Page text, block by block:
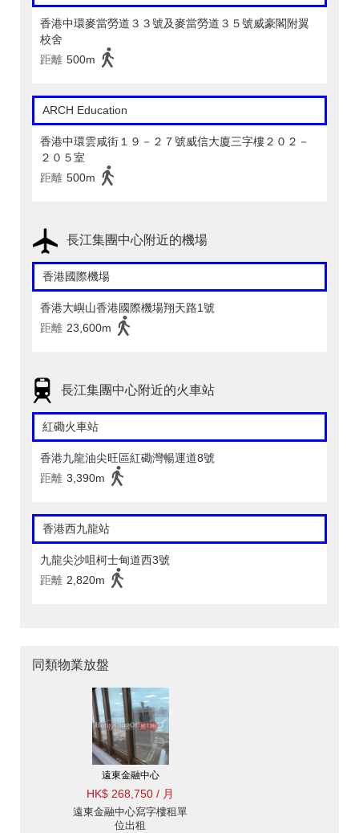
香港中環麥當勞道３３號及麥當勞道３５號威豪閣附翼
校舍
距離 500m
ARCH Education
香港中環雲咸街１９－２７號威信大廈三字樓２０２－
２０５室
距離 500m
長江集團中心附近的機場
香港國際機場
香港大嶼山香港國際機場翔天路1號
距離 23,600m
長江集團中心附近的火車站
紅磡火車站
香港九龍油尖旺區紅磡灣暢運道8號
距離 3,390m
香港西九龍站
九龍尖沙咀柯士甸道西3號
距離 2,820m
同類物業放盤
遠東金融中心
HK$ 268,750 / 月
遠東金融中心寫字樓租單
位出租